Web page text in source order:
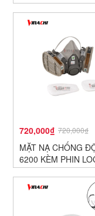
720,000₫ 720,000₫
MẶT NẠ CHỐNG
6200 KÈM PHIN